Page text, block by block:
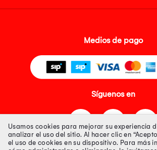
Medios de pago
Síguenos en
Usamos cookies para mejorar su experiencia
analizar el uso del sitio. Al hacer clic en
el uso de cookies en su dispositivo. Para más